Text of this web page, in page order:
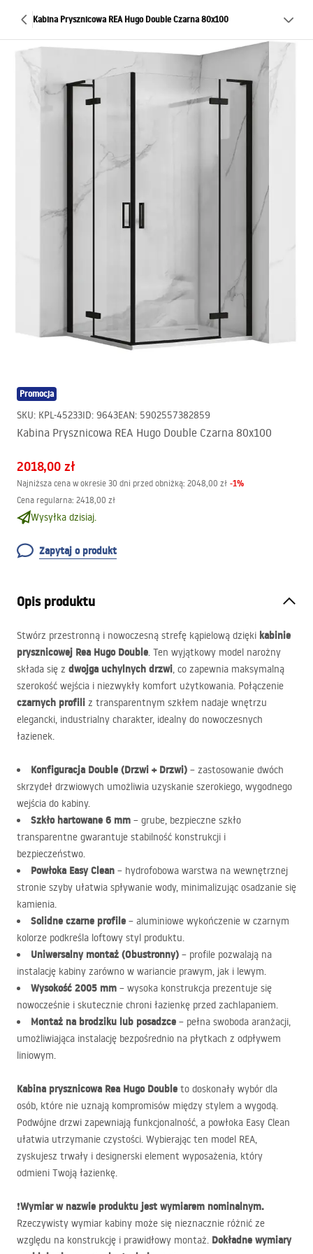
Kabina Prysznicowa REA Hugo Double Czarna 80x100
Promocja
SKU: KPL-45233ID: 9643EAN: 5902557382859
Kabina Prysznicowa REA Hugo Double Czarna 80x100
2018,00 zł
Najniższa cena w okresie 30 dni przed obniżką: 2048,00 zł -1%
Cena regularna: 2418,00 zł
Wysyłka dzisiaj.
Zapytaj o produkt
Opis produktu
Stwórz przestronną i nowoczesną strefę kąpielową dzięki kabinie
prysznicowej Rea Hugo Double. Ten wyjątkowy model narożny
składa się z dwojga uchylnych drzwi, co zapewnia maksymalną
szerokość wejścia i niezwykły komfort użytkowania. Połączenie
czarnych profili z transparentnym szkłem nadaje wnętrzu
elegancki, industrialny charakter, idealny do nowoczesnych
łazienek.
Konfiguracja Double (Drzwi + Drzwi) – zastosowanie dwóch
skrzydeł drzwiowych umożliwia uzyskanie szerokiego, wygodnego
wejścia do kabiny.
Szkło hartowane 6 mm – grube, bezpieczne szkło
transparentne gwarantuje stabilność konstrukcji i
bezpieczeństwo.
Powłoka Easy Clean – hydrofobowa warstwa na wewnętrznej
stronie szyby ułatwia spływanie wody, minimalizując osadzanie się
kamienia.
Solidne czarne profile – aluminiowe wykończenie w czarnym
kolorze podkreśla loftowy styl produktu.
Uniwersalny montaż (Obustronny) – profile pozwalają na
instalację kabiny zarówno w wariancie prawym, jak i lewym.
Wysokość 2005 mm – wysoka konstrukcja prezentuje się
nowocześnie i skutecznie chroni łazienkę przed zachlapaniem.
Montaż na brodziku lub posadzce – pełna swoboda aranżacji,
umożliwiająca instalację bezpośrednio na płytkach z odpływem
liniowym.
Kabina prysznicowa Rea Hugo Double to doskonały wybór dla
osób, które nie uznają kompromisów między stylem a wygodą.
Podwójne drzwi zapewniają funkcjonalność, a powłoka Easy Clean
ułatwia utrzymanie czystości. Wybierając ten model REA,
zyskujesz trwały i designerski element wyposażenia, który
odmieni Twoją łazienkę.
❗Wymiar w nazwie produktu jest wymiarem nominalnym.
Rzeczywisty wymiar kabiny może się nieznacznie różnić ze
względu na konstrukcję i prawidłowy montaż. Dokładne wymiary